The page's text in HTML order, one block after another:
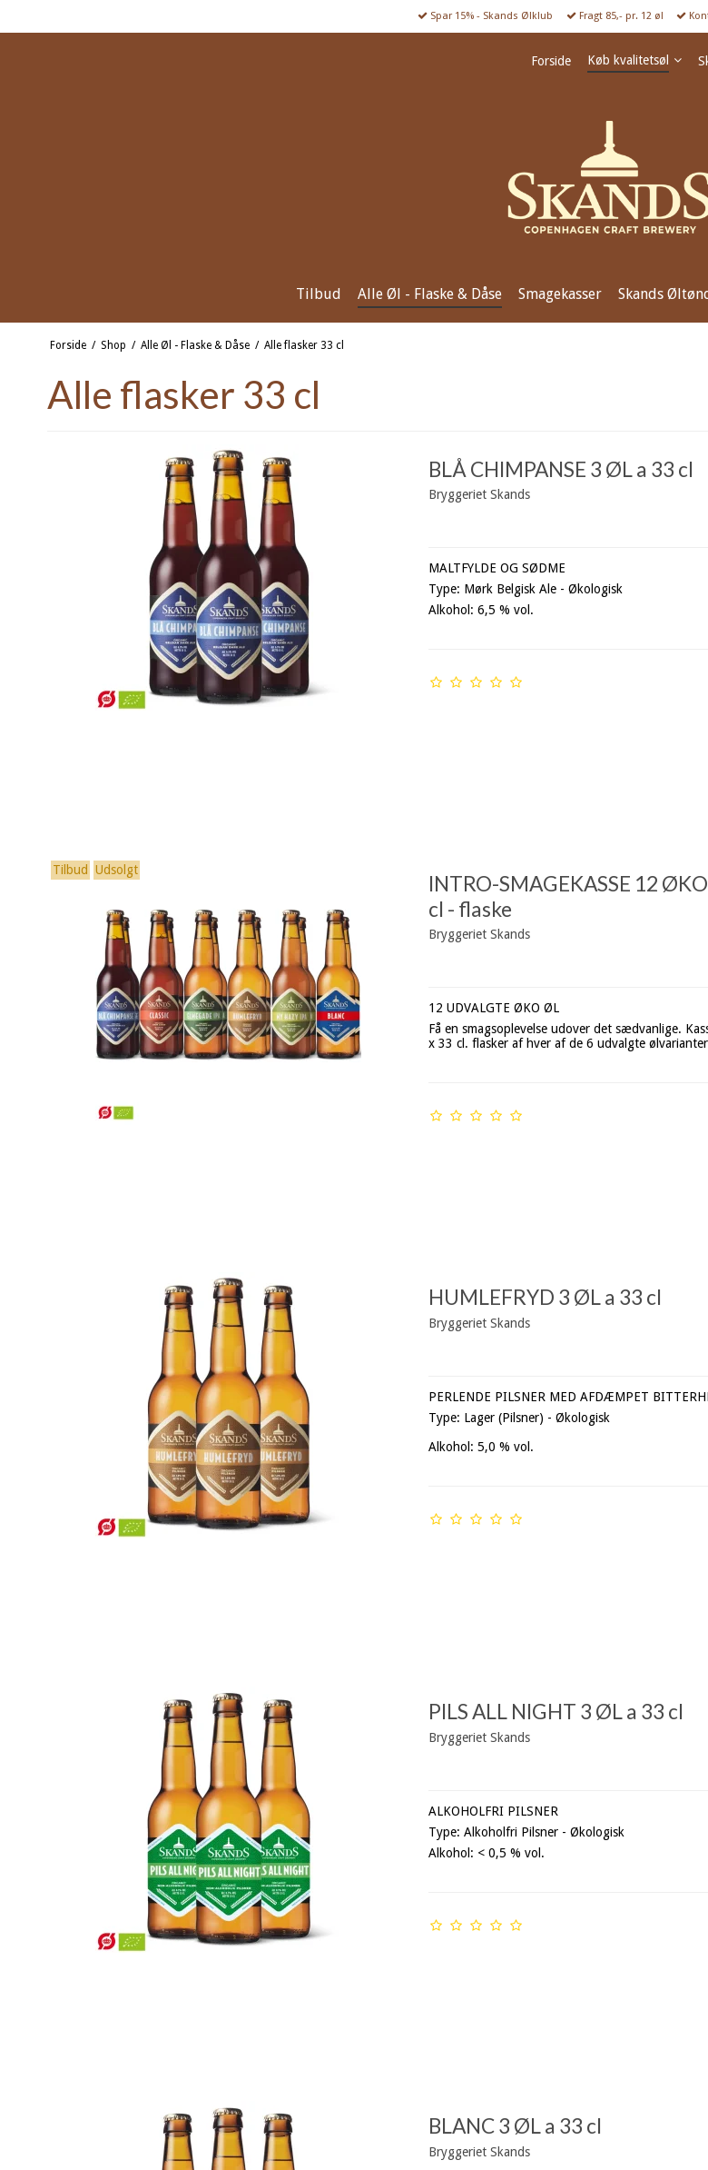
Spar 15% - Skands Ølklub Fragt 85,- pr. 12 øl
Forside Køb kvalitetsøl
Tilbud Alle Øl - Flaske & Dåse Smagekasser Skands
Forside / Shop / Alle Øl - Flaske & Dåse / Alle flasker 33 cl
Alle flasker 33 cl
BLÅ CHIMPANSE 3 ØL a 33 cl
Bryggeriet Skands
MALTFYLDE OG SØDME
Type: Mørk Belgisk Ale - Økologisk
Alkohol: 6,5 % vol.
Tilbud Udsolgt
INTRO-SMAGEKASSE 12
cl - flaske
Bryggeriet Skands
12 UDVALGTE ØKO ØL
Få en smagsoplevelse udover det sædvanlige.
x 33 cl. flasker af hver af de 6 udvalgte
HUMLEFRYD 3 ØL a 33 cl
Bryggeriet Skands
PERLENDE PILSNER MED AFDÆMPET
Type: Lager (Pilsner) - Økologisk
Alkohol: 5,0 % vol.
PILS ALL NIGHT 3 ØL a 33 cl
Bryggeriet Skands
ALKOHOLFRI PILSNER
Type: Alkoholfri Pilsner - Økologisk
Alkohol: < 0,5 % vol.
BLANC 3 ØL a 33 cl
Bryggeriet Skands